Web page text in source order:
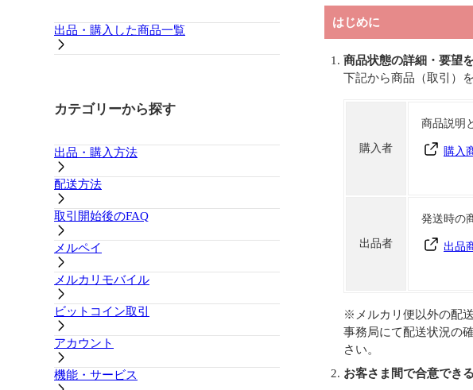
出品・購入した商品一覧
カテゴリーから探す
出品・購入方法
配送方法
取引開始後のFAQ
メルペイ
メルカリモバイル
ビットコイン取引
アカウント
機能・サービス
はじめに
商品状態の詳細・要望
下記から商品（取引）
購入者
商品説明
購入
出品者
発送時の
出品
※メルカリ便以外の配
事務局にて配送状況の
さい。
お客さま間で合意でき